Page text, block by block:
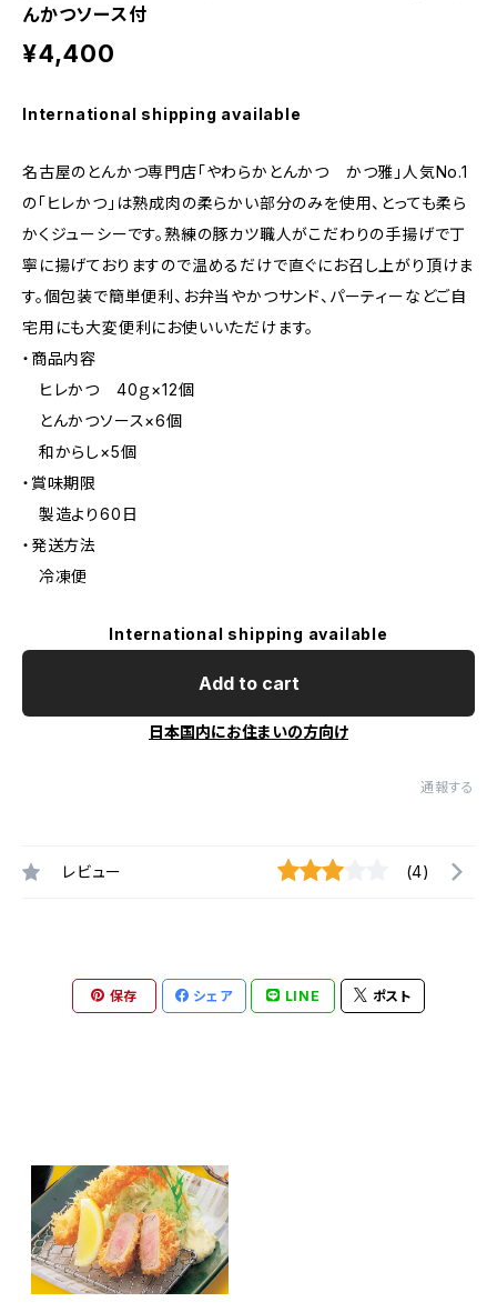
んかつソース付
¥4,400
International shipping available
名古屋のとんかつ専門店「やわらかとんかつ かつ雅」人気No.1
の「ヒレかつ」は熟成肉の柔らかい部分のみを使用、とっても柔ら
かくジューシーです。熟練の豚カツ職人がこだわりの手揚げで丁
寧に揚げておりますので温めるだけで直ぐにお召し上がり頂けま
す。個包装で簡単便利、お弁当やかつサンド、パーティーなどご自
宅用にも大変便利にお使いいただけます。
・商品内容
ヒレかつ 40ｇ×12個
とんかつソース×6個
和からし×5個
・賞味期限
製造より60日
・発送方法
冷凍便
International shipping available
Add to cart
日本国内にお住まいの方向け
通報する
レビュー (4)
保存 シェア LINE ポスト